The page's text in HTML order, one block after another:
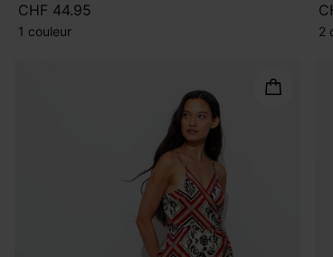
CHF 44.95
1 couleur